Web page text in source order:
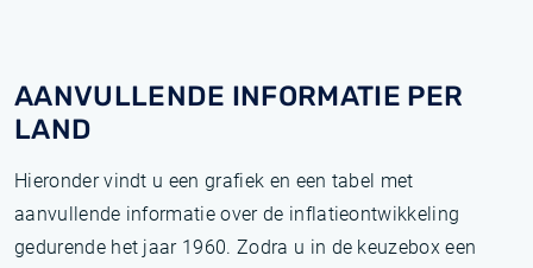
AANVULLENDE INFORMATIE PER
LAND
Hieronder vindt u een grafiek en een tabel met
aanvullende informatie over de inflatieontwikkeling
gedurende het jaar 1960. Zodra u in de keuzebox een